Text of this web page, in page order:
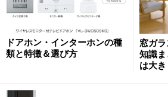
からの視線を遮ってくれるのでプ
こと。また、台風や大雨の際も強
わりの被害を低減できることが挙げ
商品によっては羽根の調整や通気
入れられること、窓と二重になるこ
ドアホン・インターホンの種
類と特徴＆選び方
窓ガ
知識
は大き